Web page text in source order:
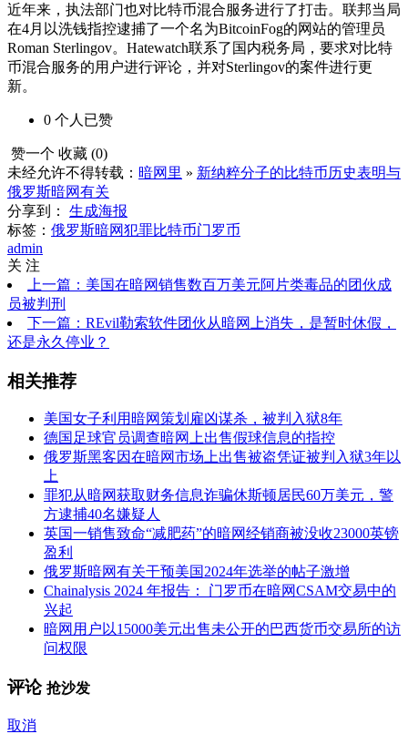
近年来，执法部门也对比特币混合服务进行了打击。联邦当局
在4月以洗钱指控逮捕了一个名为BitcoinFog的网站的管理员
Roman Sterlingov。Hatewatch联系了国内税务局，要求对比特
币混合服务的用户进行评论，并对Sterlingov的案件进行更
新。
0 个人 已赞
赞一个 收藏 (0)
未经允许不得转载： 暗网里 » 新纳粹分子的比特币历史表明与
俄罗斯暗网有关
分享到：
生成海报
标签： 俄罗斯暗网犯罪比特币门罗币
admin
关 注
上一篇：美国在暗网销售数百万美元阿片类毒品的团伙成
员被判刑
下一篇：REvil勒索软件团伙从暗网上消失，是暂时休假，
还是永久停业？
相关推荐
美国女子利用暗网策划雇凶谋杀，被判入狱8年
德国足球官员调查暗网上出售假球信息的指控
俄罗斯黑客因在暗网市场上出售被盗凭证被判入狱3年以
上
罪犯从暗网获取财务信息诈骗休斯顿居民60万美元，警
方逮捕40名嫌疑人
英国一销售致命“减肥药”的暗网经销商被没收23000英镑
盈利
俄罗斯暗网有关干预美国2024年选举的帖子激增
Chainalysis 2024 年报告： 门罗币在暗网CSAM交易中的
兴起
暗网用户以15000美元出售未公开的巴西货币交易所的访
问权限
评论 抢沙发
取消